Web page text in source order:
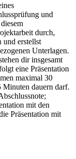
und
durch,
und erstellst
Unterlagen.
dir insgesamt
eine Präsentation
maximal 30
Minuten dauern darf.
mit den
Präsentation mit